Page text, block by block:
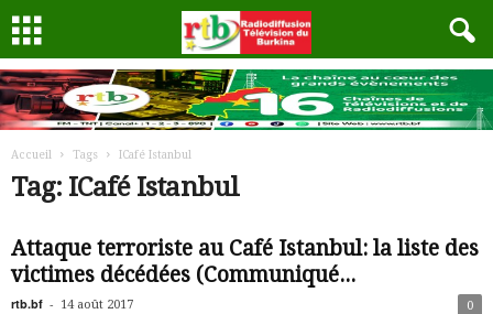
Accueil Tags ICafé Istanbul
Tag: ICafé Istanbul
Attaque terroriste au Café Istanbul: la liste des
victimes décédées (Communiqué...
rtb.bf - 14 août 2017 0